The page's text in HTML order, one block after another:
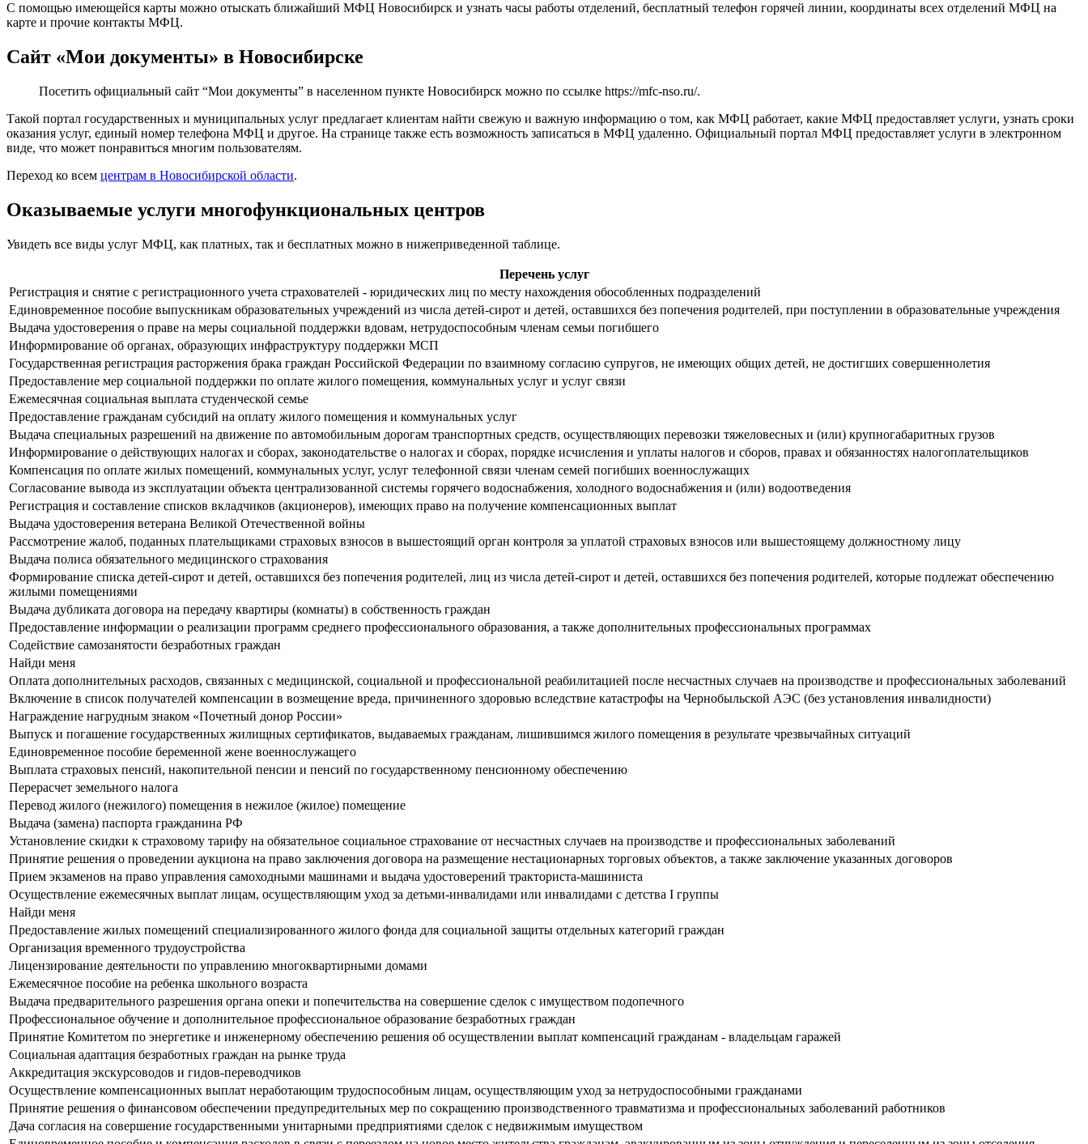
С помощью имеющейся карты можно отыскать ближайший МФЦ Новосибирск и узнать часы работы отделений, бесплатный телефон горячей линии, координаты всех отделений МФЦ на
карте и прочие контакты МФЦ.
Сайт «Мои документы» в Новосибирске
Посетить официальный сайт “Мои документы” в населенном пункте Новосибирск можно по ссылке https://mfc-nso.ru/.
Такой портал государственных и муниципальных услуг предлагает клиентам найти свежую и важную информацию о том, как МФЦ работает, какие МФЦ предоставляет услуги, узнать сроки
оказания услуг, единый номер телефона МФЦ и другое. На странице также есть возможность записаться в МФЦ удаленно. Официальный портал МФЦ предоставляет услуги в электронном
виде, что может понравиться многим пользователям.
Переход ко всем центрам в Новосибирской области.
Оказываемые услуги многофункциональных центров
Увидеть все виды услуг МФЦ, как платных, так и бесплатных можно в нижеприведенной таблице.
Перечень услуг
Регистрация и снятие с регистрационного учета страхователей - юридических лиц по месту нахождения обособленных подразделений
Единовременное пособие выпускникам образовательных учреждений из числа детей-сирот и детей, оставшихся без попечения родителей, при поступлении в образовательные учреждения
Выдача удостоверения о праве на меры социальной поддержки вдовам, нетрудоспособным членам семьи погибшего
Информирование об органах, образующих инфраструктуру поддержки МСП
Государственная регистрация расторжения брака граждан Российской Федерации по взаимному согласию супругов, не имеющих общих детей, не достигших совершеннолетия
Предоставление мер социальной поддержки по оплате жилого помещения, коммунальных услуг и услуг связи
Ежемесячная социальная выплата студенческой семье
Предоставление гражданам субсидий на оплату жилого помещения и коммунальных услуг
Выдача специальных разрешений на движение по автомобильным дорогам транспортных средств, осуществляющих перевозки тяжеловесных и (или) крупногабаритных грузов
Информирование о действующих налогах и сборах, законодательстве о налогах и сборах, порядке исчисления и уплаты налогов и сборов, правах и обязанностях налогоплательщиков
Компенсация по оплате жилых помещений, коммунальных услуг, услуг телефонной связи членам семей погибших военнослужащих
Согласование вывода из эксплуатации объекта централизованной системы горячего водоснабжения, холодного водоснабжения и (или) водоотведения
Регистрация и составление списков вкладчиков (акционеров), имеющих право на получение компенсационных выплат
Выдача удостоверения ветерана Великой Отечественной войны
Рассмотрение жалоб, поданных плательщиками страховых взносов в вышестоящий орган контроля за уплатой страховых взносов или вышестоящему должностному лицу
Выдача полиса обязательного медицинского страхования
Формирование списка детей-сирот и детей, оставшихся без попечения родителей, лиц из числа детей-сирот и детей, оставшихся без попечения родителей, которые подлежат обеспечению
жилыми помещениями
Выдача дубликата договора на передачу квартиры (комнаты) в собственность граждан
Предоставление информации о реализации программ среднего профессионального образования, а также дополнительных профессиональных программах
Содействие самозанятости безработных граждан
Найди меня
Оплата дополнительных расходов, связанных с медицинской, социальной и профессиональной реабилитацией после несчастных случаев на производстве и профессиональных заболеваний
Включение в список получателей компенсации в возмещение вреда, причиненного здоровью вследствие катастрофы на Чернобыльской АЭС (без установления инвалидности)
Награждение нагрудным знаком «Почетный донор России»
Выпуск и погашение государственных жилищных сертификатов, выдаваемых гражданам, лишившимся жилого помещения в результате чрезвычайных ситуаций
Единовременное пособие беременной жене военнослужащего
Выплата страховых пенсий, накопительной пенсии и пенсий по государственному пенсионному обеспечению
Перерасчет земельного налога
Перевод жилого (нежилого) помещения в нежилое (жилое) помещение
Выдача (замена) паспорта гражданина РФ
Установление скидки к страховому тарифу на обязательное социальное страхование от несчастных случаев на производстве и профессиональных заболеваний
Принятие решения о проведении аукциона на право заключения договора на размещение нестационарных торговых объектов, а также заключение указанных договоров
Прием экзаменов на право управления самоходными машинами и выдача удостоверений тракториста-машиниста
Осуществление ежемесячных выплат лицам, осуществляющим уход за детьми-инвалидами или инвалидами с детства I группы
Найди меня
Предоставление жилых помещений специализированного жилого фонда для социальной защиты отдельных категорий граждан
Организация временного трудоустройства
Лицензирование деятельности по управлению многоквартирными домами
Ежемесячное пособие на ребенка школьного возраста
Выдача предварительного разрешения органа опеки и попечительства на совершение сделок с имуществом подопечного
Профессиональное обучение и дополнительное профессиональное образование безработных граждан
Принятие Комитетом по энергетике и инженерному обеспечению решения об осуществлении выплат компенсаций гражданам - владельцам гаражей
Социальная адаптация безработных граждан на рынке труда
Аккредитация экскурсоводов и гидов-переводчиков
Осуществление компенсационных выплат неработающим трудоспособным лицам, осуществляющим уход за нетрудоспособными гражданами
Принятие решения о финансовом обеспечении предупредительных мер по сокращению производственного травматизма и профессиональных заболеваний работников
Дача согласия на совершение государственными унитарными предприятиями сделок с недвижимым имуществом